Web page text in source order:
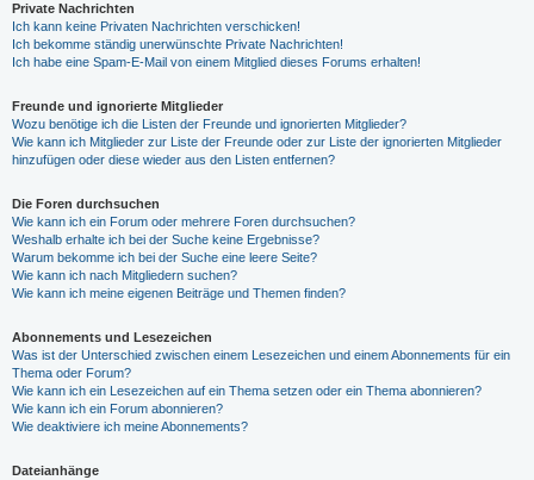
Private Nachrichten
Ich kann keine Privaten Nachrichten verschicken!
Ich bekomme ständig unerwünschte Private Nachrichten!
Ich habe eine Spam-E-Mail von einem Mitglied dieses Forums erhalten!
Freunde und ignorierte Mitglieder
Wozu benötige ich die Listen der Freunde und ignorierten Mitglieder?
Wie kann ich Mitglieder zur Liste der Freunde oder zur Liste der ignorierten Mitglieder
hinzufügen oder diese wieder aus den Listen entfernen?
Die Foren durchsuchen
Wie kann ich ein Forum oder mehrere Foren durchsuchen?
Weshalb erhalte ich bei der Suche keine Ergebnisse?
Warum bekomme ich bei der Suche eine leere Seite?
Wie kann ich nach Mitgliedern suchen?
Wie kann ich meine eigenen Beiträge und Themen finden?
Abonnements und Lesezeichen
Was ist der Unterschied zwischen einem Lesezeichen und einem Abonnements für ein
Thema oder Forum?
Wie kann ich ein Lesezeichen auf ein Thema setzen oder ein Thema abonnieren?
Wie kann ich ein Forum abonnieren?
Wie deaktiviere ich meine Abonnements?
Dateianhänge